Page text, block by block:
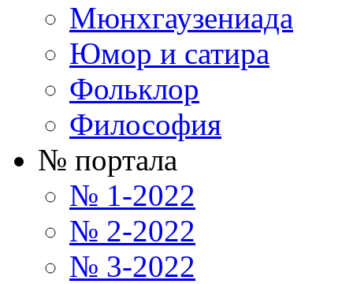
Мюнхгаузениада
Юмор и сатира
Фольклор
Философия
№ портала
№ 1-2022
№ 2-2022
№ 3-2022